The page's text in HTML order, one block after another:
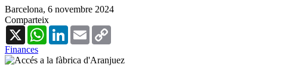
Barcelona, 6 novembre 2024
Comparteix
X
WhatsAppLinkedInEmail
Finances